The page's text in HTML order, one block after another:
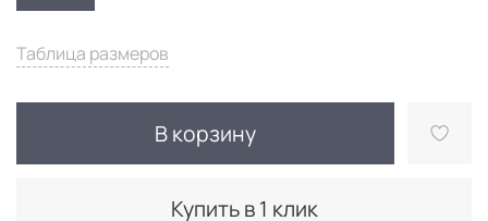
Таблица размеров
В корзину
Купить в 1 клик